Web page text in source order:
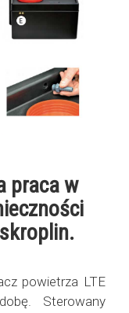
praca w
powietrza LTE
Sterowany